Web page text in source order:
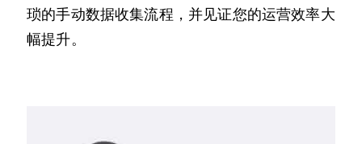
琐的手动数据收集流程，并见证您的运营效率大
幅提升。